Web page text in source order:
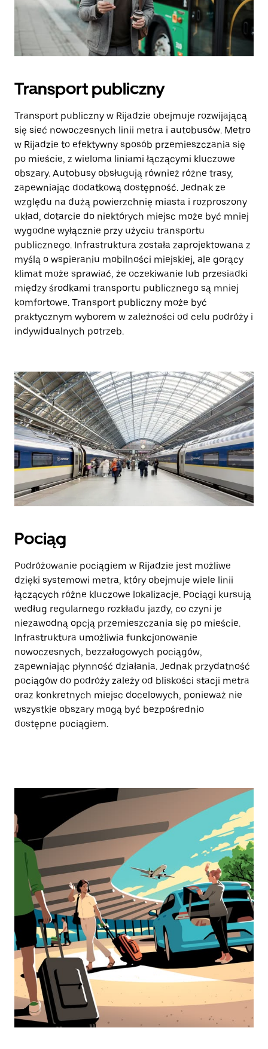
Transport publiczny
Transport publiczny w Rijadzie obejmuje rozwijającą
się sieć nowoczesnych linii metra i autobusów. Metro
w Rijadzie to efektywny sposób przemieszczania się
po mieście, z wieloma liniami łączącymi kluczowe
obszary. Autobusy obsługują również różne trasy,
zapewniając dodatkową dostępność. Jednak ze
względu na dużą powierzchnię miasta i rozproszony
układ, dotarcie do niektórych miejsc może być mniej
wygodne wyłącznie przy użyciu transportu
publicznego. Infrastruktura została zaprojektowana z
myślą o wspieraniu mobilności miejskiej, ale gorący
klimat może sprawiać, że oczekiwanie lub przesiadki
między środkami transportu publicznego są mniej
komfortowe. Transport publiczny może być
praktycznym wyborem w zależności od celu podróży i
indywidualnych potrzeb.
Pociąg
Podróżowanie pociągiem w Rijadzie jest możliwe
dzięki systemowi metra, który obejmuje wiele linii
łączących różne kluczowe lokalizacje. Pociągi kursują
według regularnego rozkładu jazdy, co czyni je
niezawodną opcją przemieszczania się po mieście.
Infrastruktura umożliwia funkcjonowanie
nowoczesnych, bezzałogowych pociągów,
zapewniając płynność działania. Jednak przydatność
pociągów do podróży zależy od bliskości stacji metra
oraz konkretnych miejsc docelowych, ponieważ nie
wszystkie obszary mogą być bezpośrednio
dostępne pociągiem.